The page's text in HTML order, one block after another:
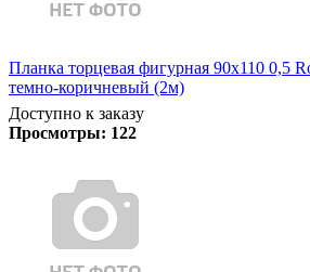
Планка торцевая фигурная 90х110 0,5
темно-коричневый (2м)
Доступно к заказу
Просмотры: 122